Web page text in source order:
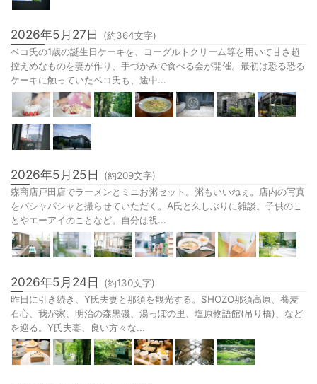
2026年5月27日 (約364文字)
ベコ氏の1歳の誕生日ケーキを、ヨーグルトクリーム等を用いて甘さ超
控えめなものを妻が作り、手づかみで食べる会が開催。最初は恐る恐る
ケーキに触っていたベコ氏も、途中...
2026年5月25日 (約209文字)
森商店戸田店でラーメンとミニお粥セット。粥もいいねぇ。店内の写真
をパシャパシャと撮らせていただく。A氏と久しぶりに雑談。子供のこ
とやエーアイのことなど。自分は視...
2026年5月24日 (約130文字)
昨日に引き続き、Y氏夫妻と那須を観光する。SHOZO那須高原、蕎麦
石心、我が家、明治の森黒磯、湯っぽの里、塩原物語館(吊り橋)、など
を巡る。Y氏夫妻、良い方々な...